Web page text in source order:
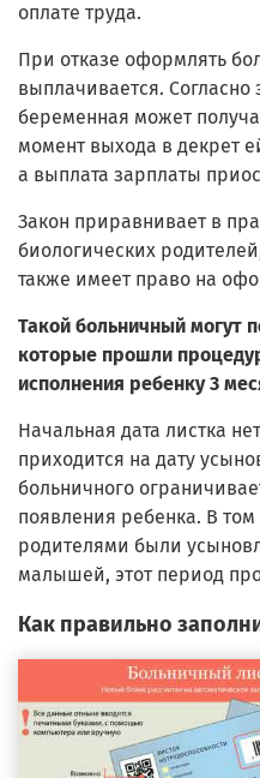
оплате труда.
При отказе оформлять
выплачивается. Согласно
беременная может
момент выхода в декрет
а выплата зарплаты
Закон приравнивает в
биологических
также имеет право на
Такой больничный могут
которые прошли
исполнения ребенку 3
Начальная дата листка
приходится на дату
больничного
появления ребенка. В
родителями были
малышей, этот период
Как правильно